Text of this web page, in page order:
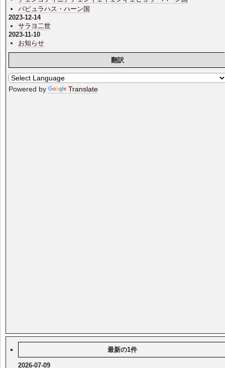
パビュラハス・ハーン国
2023-12-14
サラヨ二世
2023-11-10
お知らせ
翻訳
Powered by Translate
最新の1件
2026-07-09